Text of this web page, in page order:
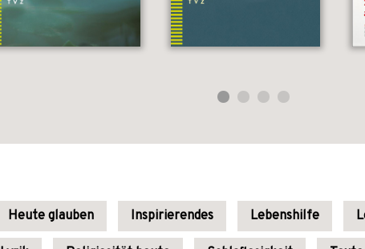
Heute glauben Inspirierendes Lebenshilfe